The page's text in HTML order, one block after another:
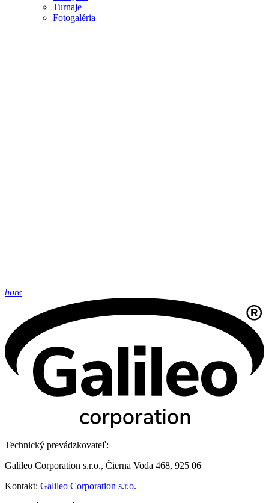
Turnaje
Fotogaléria
hore
Technický prevádzkovateľ:
Galileo Corporation s.r.o., Čierna Voda 468, 925 06
Kontakt: Galileo Corporation s.r.o.